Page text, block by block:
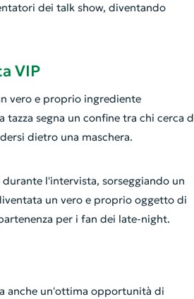
dei talk show, diventando
VIP
vero e proprio ingrediente
segna un confine tra chi cerca
dietro una maschera.
l'intervista, sorseggiando un
un vero e proprio oggetto di
per i fan dei late-night.
anche un'ottima opportunità di